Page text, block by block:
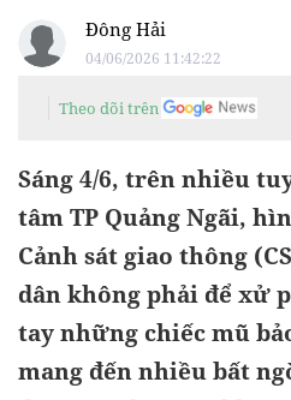
Đông Hải
04/06/2026 11:42:22
Theo dõi trên
Sáng 4/6, trên nhiều
tâm TP Quảng Ngãi,
Cảnh sát giao thông
dân không phải để xử
tay những chiếc mũ
mang đến nhiều bất